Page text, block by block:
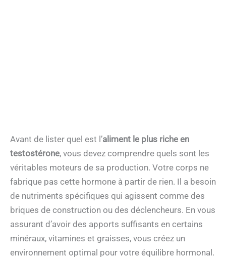
Avant de lister quel est l’aliment le plus riche en
testostérone, vous devez comprendre quels sont les
véritables moteurs de sa production. Votre corps ne
fabrique pas cette hormone à partir de rien. Il a besoin
de nutriments spécifiques qui agissent comme des
briques de construction ou des déclencheurs. En vous
assurant d’avoir des apports suffisants en certains
minéraux, vitamines et graisses, vous créez un
environnement optimal pour votre équilibre hormonal.